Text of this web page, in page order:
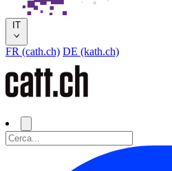
IT
FR (cath.ch) DE (kath.ch)